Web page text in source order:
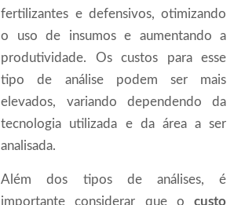
fertilizantes e defensivos, otimizando
o uso de insumos e aumentando a
produtividade. Os custos para esse
tipo de análise podem ser mais
elevados, variando dependendo da
tecnologia utilizada e da área a ser
analisada.
Além dos tipos de análises, é
importante considerar que o custo